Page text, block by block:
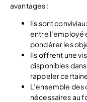
avantages :
Ils sont
entre l’employé
pondérer les
Ils offrent une
disponibles
rappeler
L’ensemble
nécessaires au